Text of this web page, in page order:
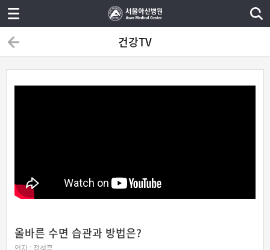
건강TV
올바른 수면 습관과 방법은?